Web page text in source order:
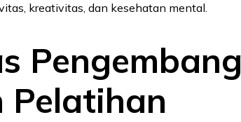
kreativitas, dan kesehatan mental.
Pelatihan